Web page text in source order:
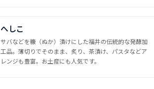
へしこ
サバなどを糠（ぬか）漬けにした福井の伝統的な発酵加
工品。薄切りでそのまま、炙り、茶漬け、パスタなどア
レンジも豊富。お土産にも人気です。